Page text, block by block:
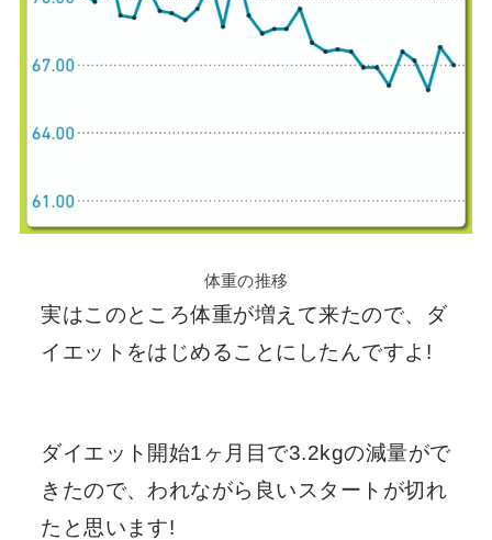
体重の推移
実はこのところ体重が増えて来たので、ダ
イエットをはじめることにしたんですよ!
ダイエット開始1ヶ月目で3.2kgの減量がで
きたので、われながら良いスタートが切れ
たと思います!